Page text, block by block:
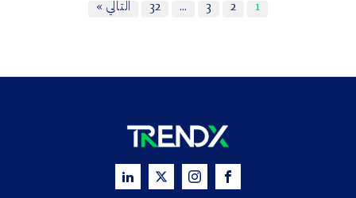
1
2
3
…
32 التالي »